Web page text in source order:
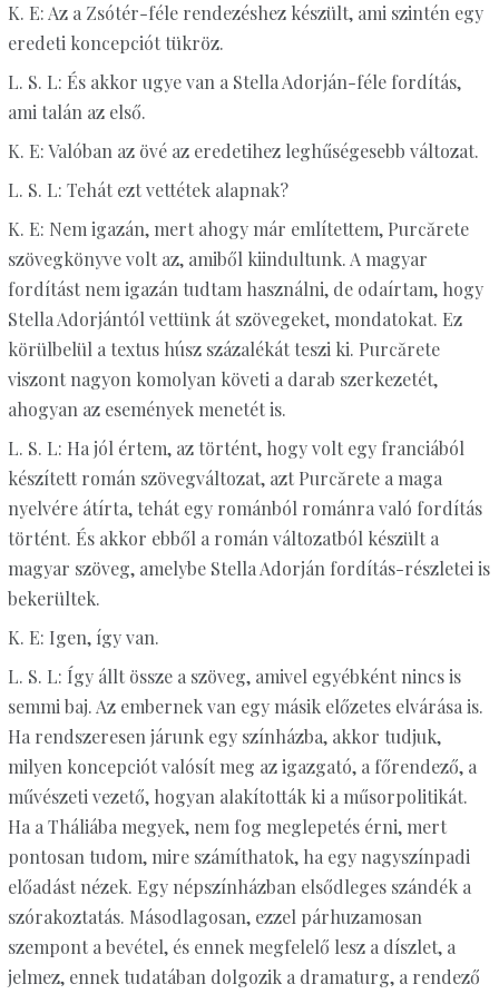
K. E: Az a Zsótér-féle rendezéshez készült, ami szintén egy
eredeti koncepciót tükröz.
L. S. L: És akkor ugye van a Stella Adorján-féle fordítás,
ami talán az első.
K. E: Valóban az övé az eredetihez leghűségesebb változat.
L. S. L: Tehát ezt vettétek alapnak?
K. E: Nem igazán, mert ahogy már említettem, Purcărete
szövegkönyve volt az, amiből kiindultunk. A magyar
fordítást nem igazán tudtam használni, de odaírtam, hogy
Stella Adorjántól vettünk át szövegeket, mondatokat. Ez
körülbelül a textus húsz százalékát teszi ki. Purcărete
viszont nagyon komolyan követi a darab szerkezetét,
ahogyan az események menetét is.
L. S. L: Ha jól értem, az történt, hogy volt egy franciából
készített román szövegváltozat, azt Purcărete a maga
nyelvére átírta, tehát egy románból románra való fordítás
történt. És akkor ebből a román változatból készült a
magyar szöveg, amelybe Stella Adorján fordítás-részletei is
bekerültek.
K. E: Igen, így van.
L. S. L: Így állt össze a szöveg, amivel egyébként nincs is
semmi baj. Az embernek van egy másik előzetes elvárása is.
Ha rendszeresen járunk egy színházba, akkor tudjuk,
milyen koncepciót valósít meg az igazgató, a főrendező, a
művészeti vezető, hogyan alakították ki a műsorpolitikát.
Ha a Tháliába megyek, nem fog meglepetés érni, mert
pontosan tudom, mire számíthatok, ha egy nagyszínpadi
előadást nézek. Egy népszínházban elsődleges szándék a
szórakoztatás. Másodlagosan, ezzel párhuzamosan
szempont a bevétel, és ennek megfelelő lesz a díszlet, a
jelmez, ennek tudatában dolgozik a dramaturg, a rendező